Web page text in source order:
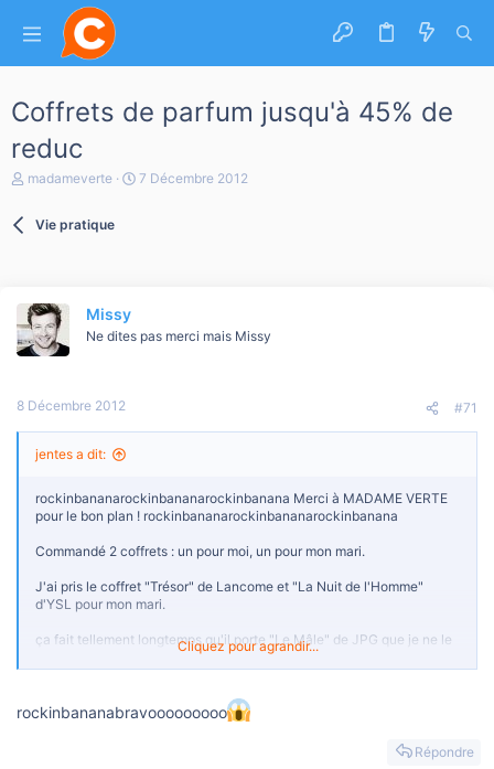
Coffrets de parfum jusqu'à 45% de
reduc
A
e
l
a
d
c
madameverte
D
u
7 Décembre 2012
Vie pratique
Missy
Ne dites pas merci mais Missy
8 Décembre 2012 #71
jentes a dit:
rockinbananarockinbananarockinbanana Merci à MADAME VERTE
pour le bon plan ! rockinbananarockinbananarockinbanana
Commandé 2 coffrets : un pour moi, un pour mon mari.
J'ai pris le coffret "Trésor" de Lancome et "La Nuit de l'Homme"
d'YSL pour mon mari.
ça fait tellement longtemps qu'il porte "Le Mâle" de JPG que je ne le
sens plus... je voulais un nouveau parfum pour lui. Par contre, je ne
l'ai jamais senti, je me suis référée aux descriptions et avis du net
Cliquez pour agrandir...
rockinbananabravooooooooo
Répondre